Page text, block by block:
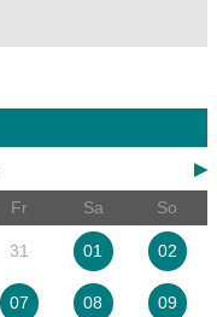
▶
Fr Sa So
31 01 02
07 08 09